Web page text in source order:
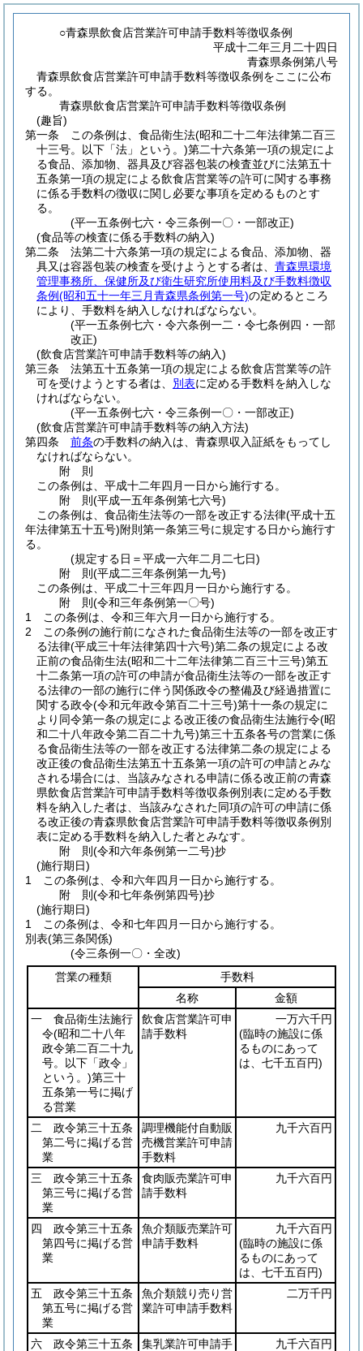
○青森県飲食店営業許可申請手数料等徴収条例
平成十二年三月二十四日
青森県条例第八号
青森県飲食店営業許可申請手数料等徴収条例をここに公布
する。
青森県飲食店営業許可申請手数料等徴収条例
(趣旨)
第一条
この条例は、食品衛生法(昭和二十二年法律第二百三
十三号。以下「法」という。)第二十六条第一項の規定によ
る食品、添加物、器具及び容器包装の検査並びに法第五十
五条第一項の規定による飲食店営業等の許可に関する事務
に係る手数料の徴収に関し必要な事項を定めるものとす
る。
(平一五条例七六・令三条例一〇・一部改正)
(食品等の検査に係る手数料の納入)
第二条
法第二十六条第一項の規定による食品、添加物、器
具又は容器包装の検査を受けようとする者は、 青森県環境
管理事務所、保健所及び衛生研究所使用料及び手数料徴収
条例(昭和五十一年三月青森県条例第一号)の定めるところ
により、手数料を納入しなければならない。
(平一五条例七六・令六条例一二・令七条例四・一部
改正)
(飲食店営業許可申請手数料等の納入)
第三条
法第五十五条第一項の規定による飲食店営業等の許
可を受けようとする者は、 別表に定める手数料を納入しな
ければならない。
(平一五条例七六・令三条例一〇・一部改正)
(飲食店営業許可申請手数料等の納入方法)
第四条
前条の手数料の納入は、青森県収入証紙をもってし
なければならない。
附 則
この条例は、平成十二年四月一日から施行する。
附 則(平成一五年条例第七六号)
この条例は、食品衛生法等の一部を改正する法律(平成十五
年法律第五十五号)附則第一条第三号に規定する日から施行す
る。
(規定する日＝平成一六年二月二七日)
附 則(平成二三年条例第一九号)
この条例は、平成二十三年四月一日から施行する。
附 則(令和三年条例第一〇号)
1
この条例は、令和三年六月一日から施行する。
2
この条例の施行前になされた食品衛生法等の一部を改正す
る法律(平成三十年法律第四十六号)第二条の規定による改
正前の食品衛生法(昭和二十二年法律第二百三十三号)第五
十二条第一項の許可の申請が食品衛生法等の一部を改正す
る法律の一部の施行に伴う関係政令の整備及び経過措置に
関する政令(令和元年政令第百二十三号)第十一条の規定に
より同令第一条の規定による改正後の食品衛生法施行令(昭
和二十八年政令第二百二十九号)第三十五条各号の営業に係
る食品衛生法等の一部を改正する法律第二条の規定による
改正後の食品衛生法第五十五条第一項の許可の申請とみな
される場合には、当該みなされる申請に係る改正前の青森
県飲食店営業許可申請手数料等徴収条例別表に定める手数
料を納入した者は、当該みなされた同項の許可の申請に係
る改正後の青森県飲食店営業許可申請手数料等徴収条例別
表に定める手数料を納入した者とみなす。
附 則(令和六年条例第一二号)抄
(施行期日)
1
この条例は、令和六年四月一日から施行する。
附 則(令和七年条例第四号)抄
(施行期日)
1
この条例は、令和七年四月一日から施行する。
別表(第三条関係)
(令三条例一〇・全改)
営業の種類
手数料
名称
金額
一 食品衛生法施行
令(昭和二十八年
政令第二百二十九
号。以下「政令」
という。)第三十
五条第一号に掲げ
る営業
飲食店営業許可申
請手数料
一万六千円
(臨時の施設に係
るものにあって
は、七千五百円)
二 政令第三十五条
第二号に掲げる営
業
調理機能付自動販
売機営業許可申請
手数料
九千六百円
三 政令第三十五条
第三号に掲げる営
業
食肉販売業許可申
請手数料
九千六百円
四 政令第三十五条
第四号に掲げる営
業
魚介類販売業許可
申請手数料
九千六百円
(臨時の施設に係
るものにあって
は、七千五百円)
五 政令第三十五条
第五号に掲げる営
業
魚介類競り売り営
業許可申請手数料
二万千円
六 政令第三十五条
集乳業許可申請手
九千六百円